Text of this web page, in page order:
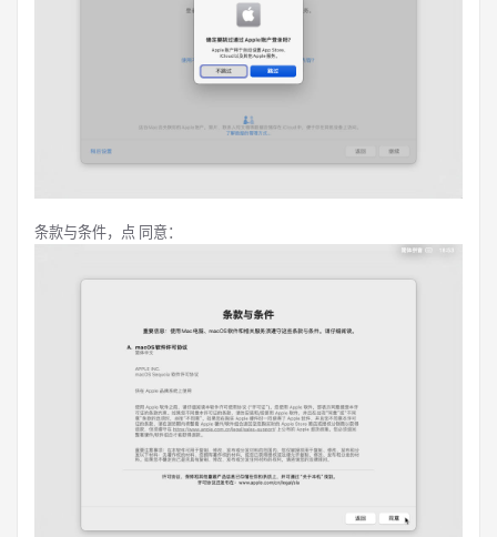
条款与条件，点 同意：